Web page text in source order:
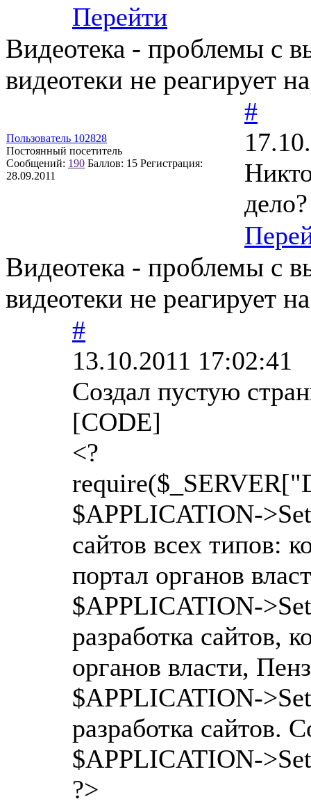
Перейти
Видеотека - проблемы с
видеотеки не реагирует
Пользователь 102828
Постоянный посетитель
Сообщений: 190 Баллов: 15 Регистрация:
28.09.2011
#
дело?
Видеотека - проблемы с
видеотеки не реагирует
#
13.10.2011 17:02:41
Создал пустую
[CODE]
<?
$APPLICATION-
сайтов всех типов:
портал органов
$APPLICATION-
разработка сайтов,
органов власти,
$APPLICATION-
разработка сайтов.
$APPLICATION-
?>